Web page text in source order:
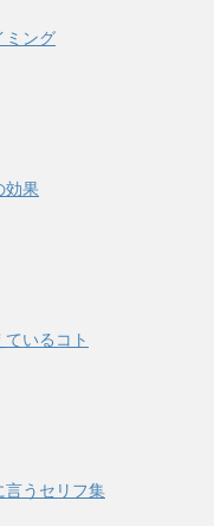
ミング
効果
いるコト
言うセリフ集